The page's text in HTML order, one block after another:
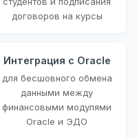
договоров на курсы
Интеграция с Oracle
для бесшовного обмена
данными между
финансовыми модулями
Oracle и ЭДО